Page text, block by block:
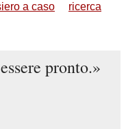
a caso
ricerca
pronto.